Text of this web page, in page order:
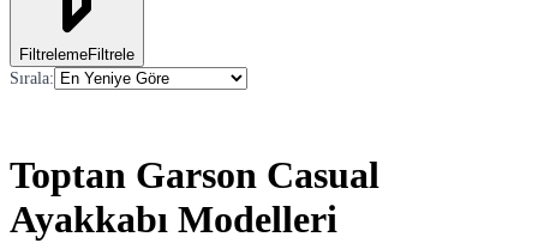
FiltrelemeFiltrele
Sırala:
Toptan Garson Casual
Ayakkabı Modelleri